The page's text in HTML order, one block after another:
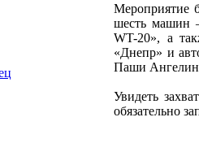
Мероприятие
шесть машин
WT-20», а
«Днепр» и
Паши
Увидеть
обязательно